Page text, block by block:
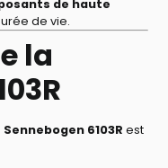
de haute
de vie.
la
6103R est